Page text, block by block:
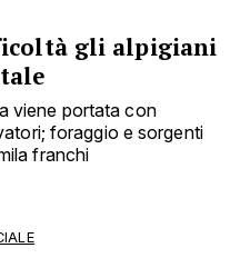
gli alpigiani
viene portata con
foraggio e sorgenti
franchi